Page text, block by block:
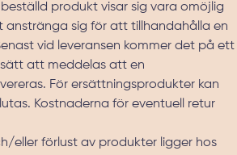
produkt visar sig vara omöjlig
anstränga sig för att tillhandahålla en
vid leveransen kommer det på ett
att meddelas att en
För ersättningsprodukter kan
Kostnaderna för eventuell retur
eller förlust av produkter ligger hos